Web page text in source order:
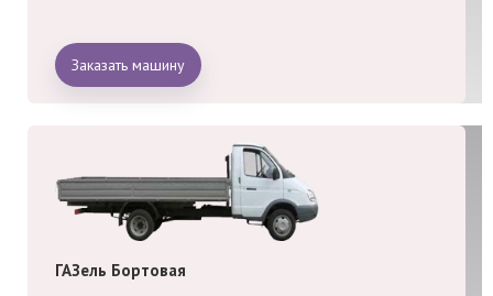
Заказать машину
ГАЗель Бортовая